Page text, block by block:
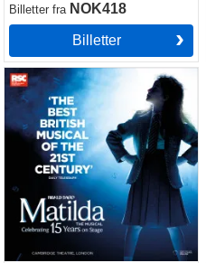
Billetterfra NOK418
Billetter
Matilda The Musical